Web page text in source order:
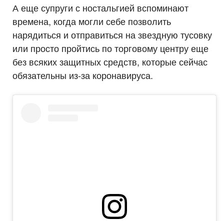
А еще супруги с ностальгией вспоминают
времена, когда могли себе позволить
нарядиться и отправиться на звездную тусовку
или просто пройтись по торговому центру еще
без всяких защитных средств, которые сейчас
обязательны из-за коронавируса.